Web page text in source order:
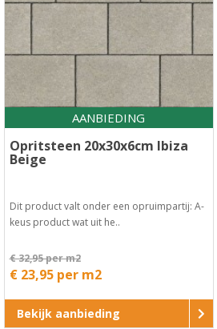
AANBIEDING
Opritsteen 20x30x6cm Ibiza
Beige
Dit product valt onder een opruimpartij: A-
keus product wat uit he..
€ 32,95 per m2
€ 23,95 per m2
Bekijk aanbieding